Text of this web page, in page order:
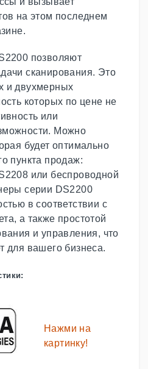
на этом последнем
позволяют
сканирования. Это
и двухмерных
которых по цене не
или
Можно
будет оптимально
пункта продаж:
или беспроводной
серии DS2200
в соответствии с
а также простотой
и управления, что
для вашего бизнеса.
Нажми на
картинку!